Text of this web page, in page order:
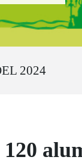
2024
120